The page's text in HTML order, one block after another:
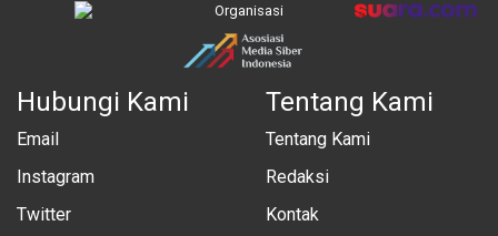
Organisasi
Hubungi Kami
Email
Instagram
Twitter
Tentang Kami
Tentang Kami
Redaksi
Kontak